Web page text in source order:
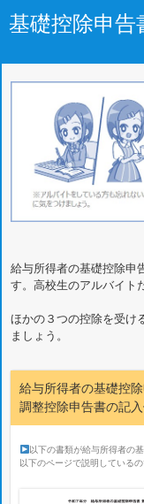
基礎控除申告
給与所得者の基礎控除申
す。高校生のアルバイト
ほかの３つの控除を受け
ましょう。
給与所得者の基礎控
調整控除申告書の記
以下の書類が給与所得者の
以下のページで説明している